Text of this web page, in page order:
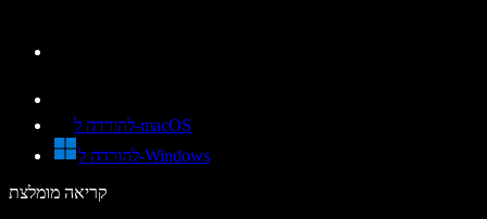
להורדה ל-macOS
להורדה ל-Windows
קריאה מומלצת